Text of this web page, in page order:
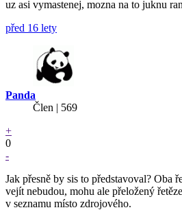
uz asi vymastenej, mozna na to juknu
před 16 lety
Panda
Člen | 569
+
0
-
Jak přesně by sis to představoval? Oba
vejít nebudou, mohu ale přeložený
v seznamu místo zdrojového.